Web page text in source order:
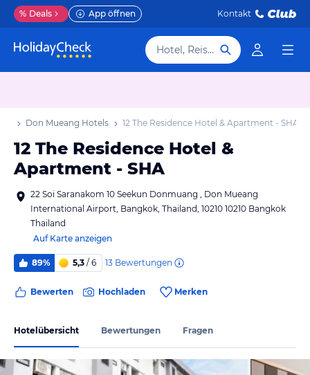
% Deals App öffnen Kontakt
Hotel, Reiseziel
Don Mueang Hotels 12 The Residence Hotel & Apartment - SHA
12 The Residence Hotel &
Apartment - SHA
22 Soi Saranakom 10 Seekun Donmuang , Don Mueang
International Airport, Bangkok, Thailand, 10210 10210 Bangkok
Thailand
Auf Karte anzeigen
89% 5,3 / 6 13 Bewertungen
Bewerten Hochladen Merken
Hotelübersicht Bewertungen Fragen